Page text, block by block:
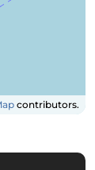
contributors.